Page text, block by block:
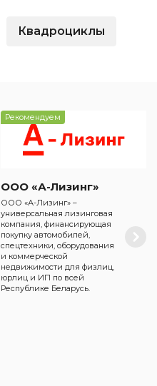
Квадроциклы
Рекомендуем
ООО «А-Лизинг»
ООО «А-Лизинг» –
универсальная лизинговая
компания, финансирующая
покупку автомобилей,
спецтехники, оборудования
и коммерческой
недвижимости для физлиц,
юрлиц и ИП по всей
Республике Беларусь.